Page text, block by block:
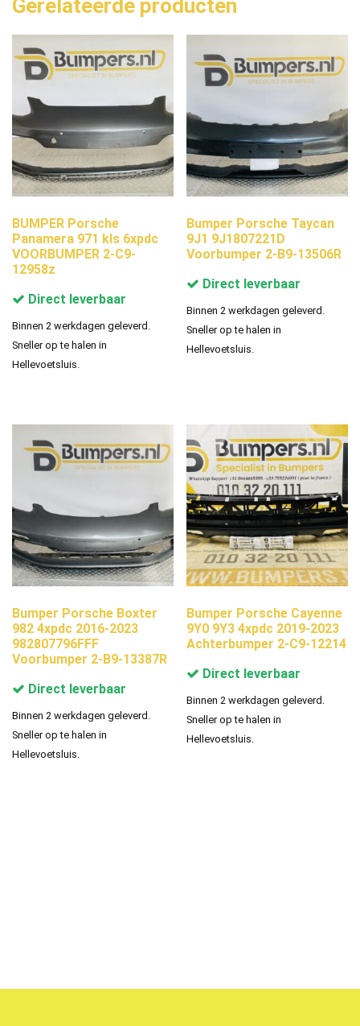
Gerelateerde producten
BUMPER Porsche
Panamera 971 kls 6xpdc
VOORBUMPER 2-C9-
12958z
Direct leverbaar
Binnen 2 werkdagen geleverd.
Sneller op te halen in
Hellevoetsluis.
Bumper Porsche Taycan
9J1 9J1807221D
Voorbumper 2-B9-13506R
Direct leverbaar
Binnen 2 werkdagen geleverd.
Sneller op te halen in
Hellevoetsluis.
Bumper Porsche Boxter
982 4xpdc 2016-2023
982807796FFF
Voorbumper 2-B9-13387R
Direct leverbaar
Binnen 2 werkdagen geleverd.
Sneller op te halen in
Hellevoetsluis.
Bumper Porsche Cayenne
9Y0 9Y3 4xpdc 2019-2023
Achterbumper 2-C9-12214
Direct leverbaar
Binnen 2 werkdagen geleverd.
Sneller op te halen in
Hellevoetsluis.